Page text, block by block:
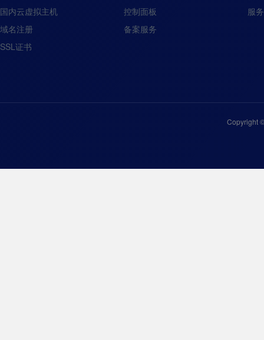
国内云虚拟主机
域名注册
SSL证书
控制面板
备案服务
服
Copyright